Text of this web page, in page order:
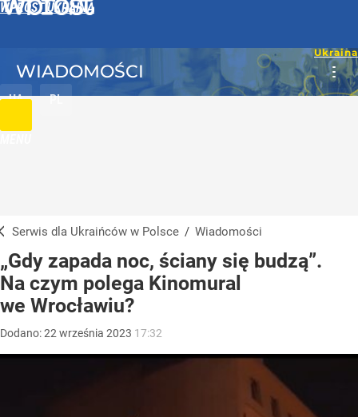
WPROST UKRAINA
UA PL
WIADOMOŚCI
Serwis dla Ukraińców w Polsce / Wiadomości
„Gdy zapada noc, ściany się budzą”.
Na czym polega Kinomural
we Wrocławiu?
Dodano:22 września 2023 17:32